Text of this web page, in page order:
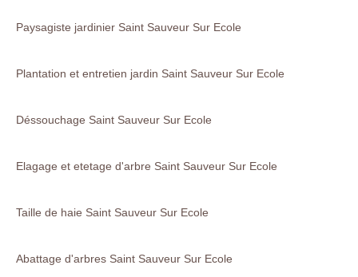
Paysagiste jardinier Saint Sauveur Sur Ecole
Plantation et entretien jardin Saint Sauveur Sur Ecole
Déssouchage Saint Sauveur Sur Ecole
Elagage et etetage d'arbre Saint Sauveur Sur Ecole
Taille de haie Saint Sauveur Sur Ecole
Abattage d'arbres Saint Sauveur Sur Ecole